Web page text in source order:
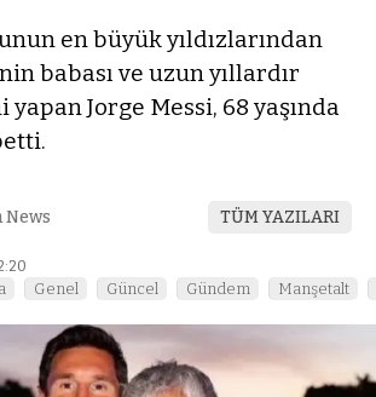
en büyük yıldızlarından
babası ve uzun yıllardır
Jorge Messi, 68 yaşında
News TÜM YAZILARI
Genel Güncel Gündem Manşetalt